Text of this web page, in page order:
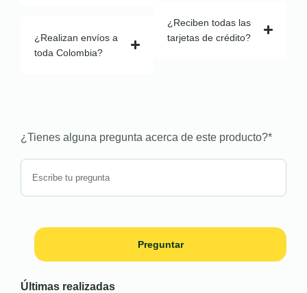
¿Realizan envíos a
toda Colombia?
¿Reciben todas las
tarjetas de crédito?
¿Tienes alguna pregunta acerca de este producto?*
Preguntar
Últimas realizadas